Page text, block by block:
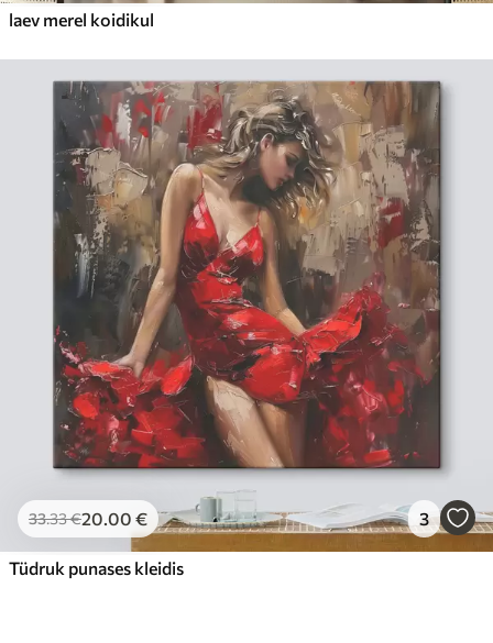
laev merel koidikul
33.33€20.00 € 3
Tüdruk punases kleidis